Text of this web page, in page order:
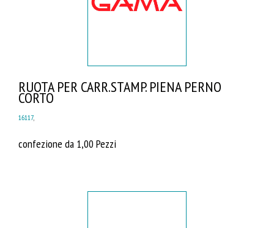
RUOTA PER CARR.STAMP. PIENA PERNO
CORTO
16117,
confezione da 1,00 Pezzi